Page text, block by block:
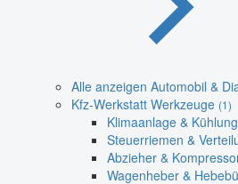
Alle anzeigen Automobil &
Kfz-Werkstatt Werkzeuge (1)
Klimaanlage & Kühlung
Steuerriemen &
Abzieher &
Wagenheber &